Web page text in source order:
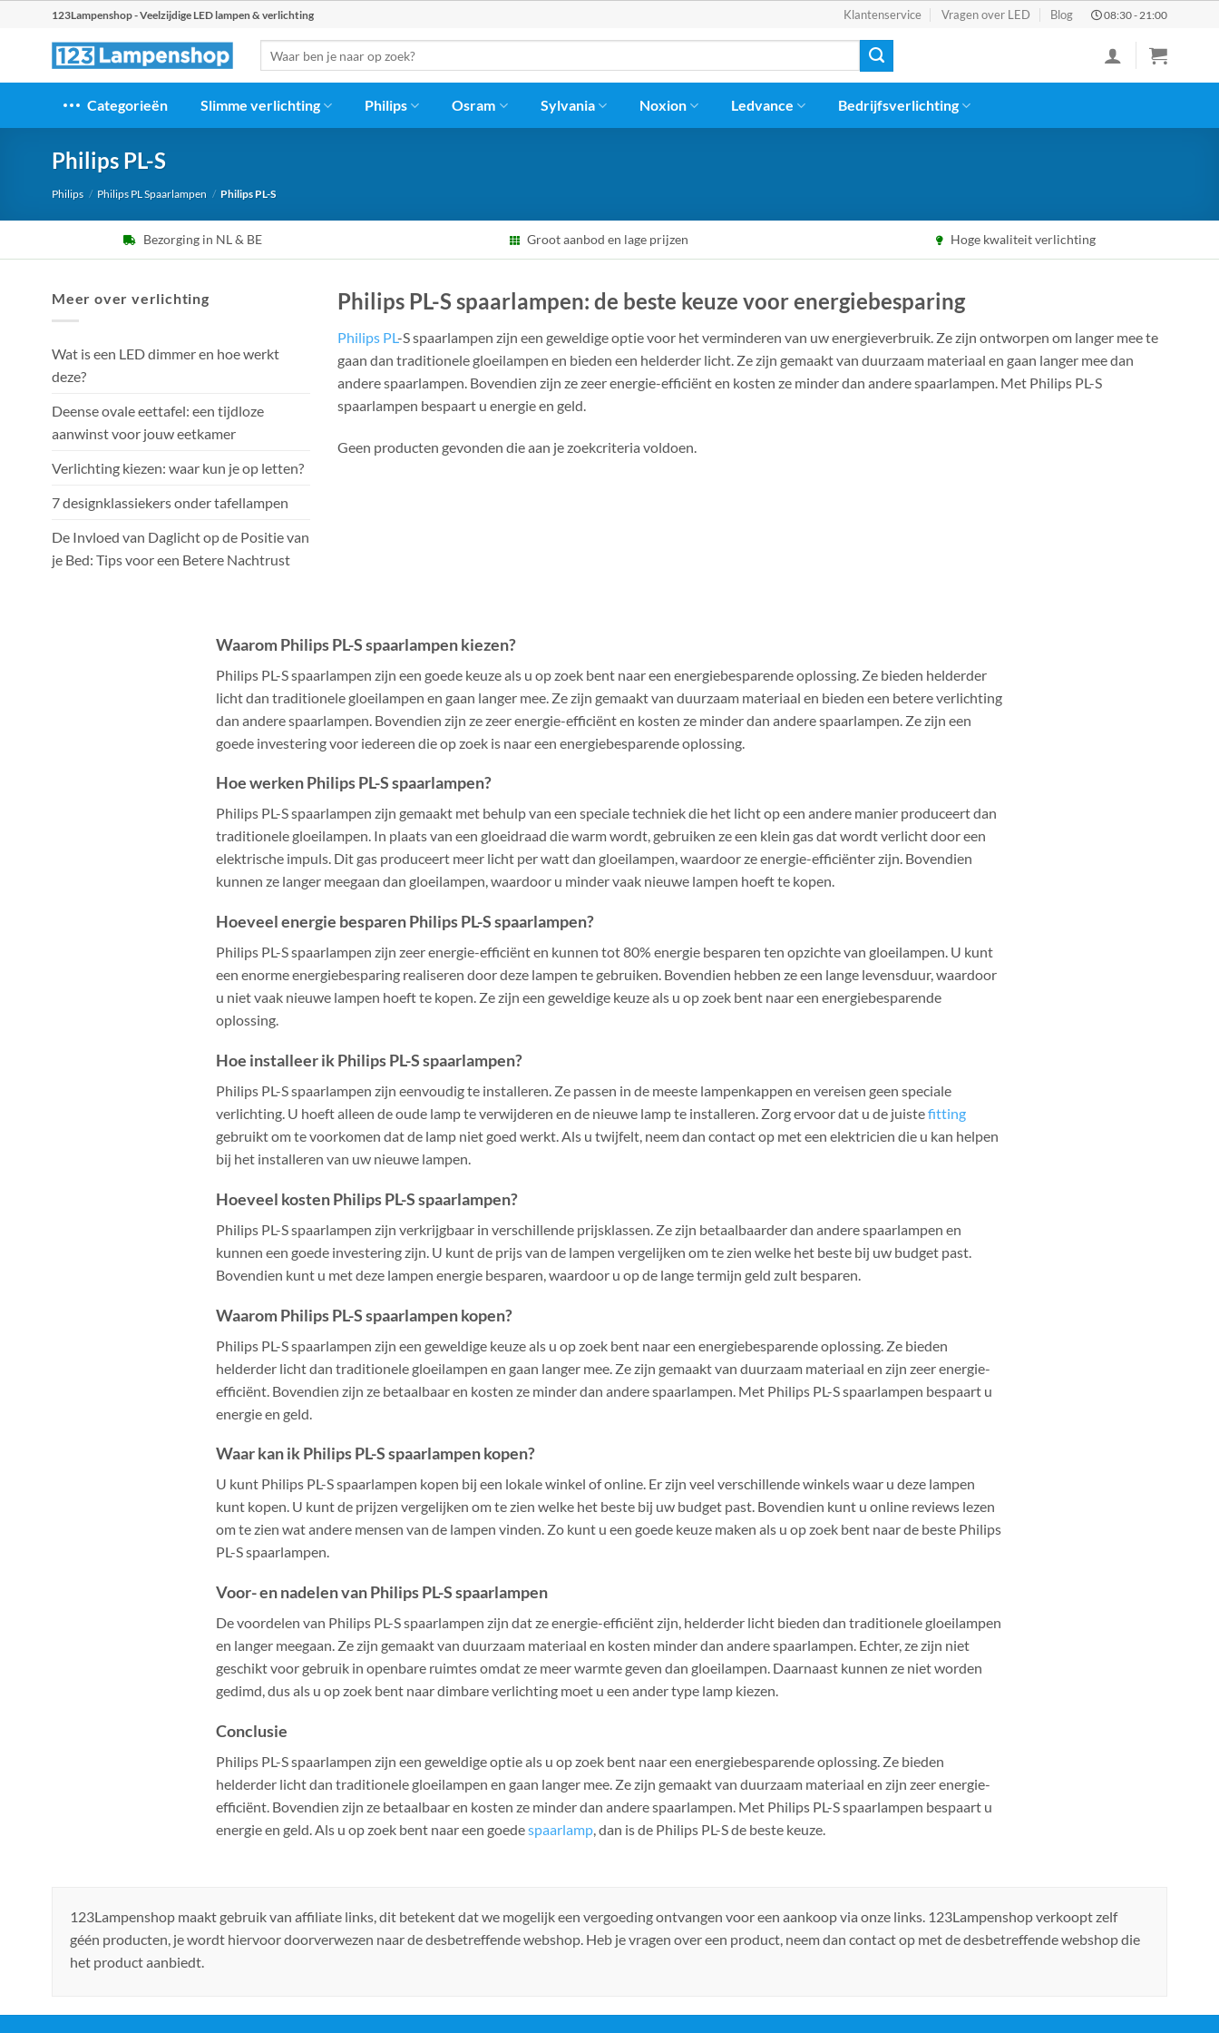
123Lampenshop - Veelzijdige LED lampen & verlichting Klantenservice Vragen over LED Blog 08:30 - 21:00
naar:
Categorieën Slimme verlichting Philips Osram Sylvania Noxion Ledvance Bedrijfsverlichting
Philips PL-S
Philips / Philips PL Spaarlampen / Philips PL-S
Bezorging in NL & BE Groot aanbod en lage prijzen Hoge kwaliteit verlichting
Meer over verlichting
Wat is een LED dimmer en hoe werkt
deze?
Deense ovale eettafel: een tijdloze
aanwinst voor jouw eetkamer
Verlichting kiezen: waar kun je op letten?
7 designklassiekers onder tafellampen
De Invloed van Daglicht op de Positie van
je Bed: Tips voor een Betere Nachtrust
Philips PL-S spaarlampen: de beste keuze voor energiebesparing
Philips PL-S spaarlampen zijn een geweldige optie voor het verminderen van uw energieverbruik. Ze zijn ontworpen om langer mee te
gaan dan traditionele gloeilampen en bieden een helderder licht. Ze zijn gemaakt van duurzaam materiaal en gaan langer mee dan
andere spaarlampen. Bovendien zijn ze zeer energie-efficiënt en kosten ze minder dan andere spaarlampen. Met Philips PL-S
spaarlampen bespaart u energie en geld.
Geen producten gevonden die aan je zoekcriteria voldoen.
Waarom Philips PL-S spaarlampen kiezen?
Philips PL-S spaarlampen zijn een goede keuze als u op zoek bent naar een energiebesparende oplossing. Ze bieden helderder
licht dan traditionele gloeilampen en gaan langer mee. Ze zijn gemaakt van duurzaam materiaal en bieden een betere verlichting
dan andere spaarlampen. Bovendien zijn ze zeer energie-efficiënt en kosten ze minder dan andere spaarlampen. Ze zijn een
goede investering voor iedereen die op zoek is naar een energiebesparende oplossing.
Hoe werken Philips PL-S spaarlampen?
Philips PL-S spaarlampen zijn gemaakt met behulp van een speciale techniek die het licht op een andere manier produceert dan
traditionele gloeilampen. In plaats van een gloeidraad die warm wordt, gebruiken ze een klein gas dat wordt verlicht door een
elektrische impuls. Dit gas produceert meer licht per watt dan gloeilampen, waardoor ze energie-efficiënter zijn. Bovendien
kunnen ze langer meegaan dan gloeilampen, waardoor u minder vaak nieuwe lampen hoeft te kopen.
Hoeveel energie besparen Philips PL-S spaarlampen?
Philips PL-S spaarlampen zijn zeer energie-efficiënt en kunnen tot 80% energie besparen ten opzichte van gloeilampen. U kunt
een enorme energiebesparing realiseren door deze lampen te gebruiken. Bovendien hebben ze een lange levensduur, waardoor
u niet vaak nieuwe lampen hoeft te kopen. Ze zijn een geweldige keuze als u op zoek bent naar een energiebesparende
oplossing.
Hoe installeer ik Philips PL-S spaarlampen?
Philips PL-S spaarlampen zijn eenvoudig te installeren. Ze passen in de meeste lampenkappen en vereisen geen speciale
verlichting. U hoeft alleen de oude lamp te verwijderen en de nieuwe lamp te installeren. Zorg ervoor dat u de juistefitting
gebruikt om te voorkomen dat de lamp niet goed werkt. Als u twijfelt, neem dan contact op met een elektricien die u kan helpen
bij het installeren van uw nieuwe lampen.
Hoeveel kosten Philips PL-S spaarlampen?
Philips PL-S spaarlampen zijn verkrijgbaar in verschillende prijsklassen. Ze zijn betaalbaarder dan andere spaarlampen en
kunnen een goede investering zijn. U kunt de prijs van de lampen vergelijken om te zien welke het beste bij uw budget past.
Bovendien kunt u met deze lampen energie besparen, waardoor u op de lange termijn geld zult besparen.
Waarom Philips PL-S spaarlampen kopen?
Philips PL-S spaarlampen zijn een geweldige keuze als u op zoek bent naar een energiebesparende oplossing. Ze bieden
helderder licht dan traditionele gloeilampen en gaan langer mee. Ze zijn gemaakt van duurzaam materiaal en zijn zeer energie-
efficiënt. Bovendien zijn ze betaalbaar en kosten ze minder dan andere spaarlampen. Met Philips PL-S spaarlampen bespaart u
energie en geld.
Waar kan ik Philips PL-S spaarlampen kopen?
U kunt Philips PL-S spaarlampen kopen bij een lokale winkel of online. Er zijn veel verschillende winkels waar u deze lampen
kunt kopen. U kunt de prijzen vergelijken om te zien welke het beste bij uw budget past. Bovendien kunt u online reviews lezen
om te zien wat andere mensen van de lampen vinden. Zo kunt u een goede keuze maken als u op zoek bent naar de beste Philips
PL-S spaarlampen.
Voor- en nadelen van Philips PL-S spaarlampen
De voordelen van Philips PL-S spaarlampen zijn dat ze energie-efficiënt zijn, helderder licht bieden dan traditionele gloeilampen
en langer meegaan. Ze zijn gemaakt van duurzaam materiaal en kosten minder dan andere spaarlampen. Echter, ze zijn niet
geschikt voor gebruik in openbare ruimtes omdat ze meer warmte geven dan gloeilampen. Daarnaast kunnen ze niet worden
gedimd, dus als u op zoek bent naar dimbare verlichting moet u een ander type lamp kiezen.
Conclusie
Philips PL-S spaarlampen zijn een geweldige optie als u op zoek bent naar een energiebesparende oplossing. Ze bieden
helderder licht dan traditionele gloeilampen en gaan langer mee. Ze zijn gemaakt van duurzaam materiaal en zijn zeer energie-
efficiënt. Bovendien zijn ze betaalbaar en kosten ze minder dan andere spaarlampen. Met Philips PL-S spaarlampen bespaart u
energie en geld. Als u op zoek bent naar een goedespaarlamp, dan is de Philips PL-S de beste keuze.
123Lampenshop maakt gebruik van affiliate links, dit betekent dat we mogelijk een vergoeding ontvangen voor een aankoop via onze links. 123Lampenshop verkoopt zelf
géén producten, je wordt hiervoor doorverwezen naar de desbetreffende webshop. Heb je vragen over een product, neem dan contact op met de desbetreffende webshop die
het product aanbiedt.